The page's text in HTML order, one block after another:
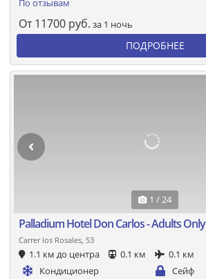
По отзывам
От 11700 руб. за 1 ночь
ПОДРОБНЕЕ
1 / 24
Palladium Hotel Don Carlos - Adults Only
Carrer los Rosales, 53
1.1 км до центра 0.1 км
0.1 км
Кондиционер
Сейф